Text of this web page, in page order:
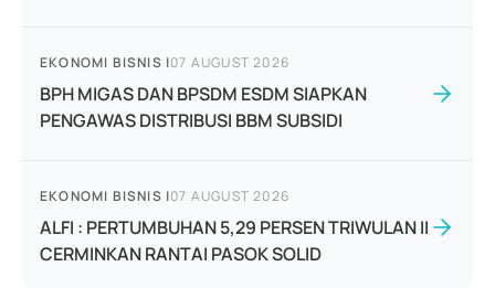
EKONOMI BISNIS |07 AUGUST 2026
BPH MIGAS DAN BPSDM ESDM SIAPKAN
PENGAWAS DISTRIBUSI BBM SUBSIDI
EKONOMI BISNIS |07 AUGUST 2026
ALFI : PERTUMBUHAN 5,29 PERSEN TRIWULAN II
CERMINKAN RANTAI PASOK SOLID